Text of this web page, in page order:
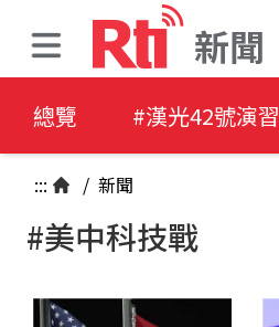
新聞
總覽 #漢光42號演習
::: / 新聞
#美中科技戰